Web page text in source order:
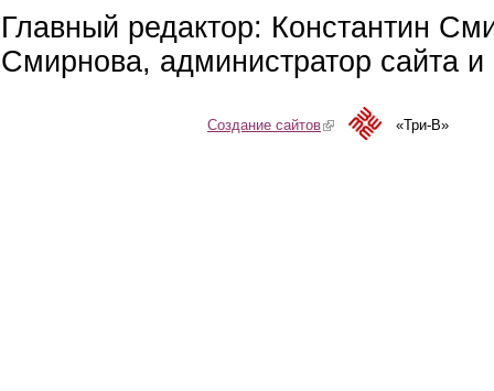
Главный редактор: Константин
Смирнова, администратор сайта
Создание сайтов(link is external)«Три-В»